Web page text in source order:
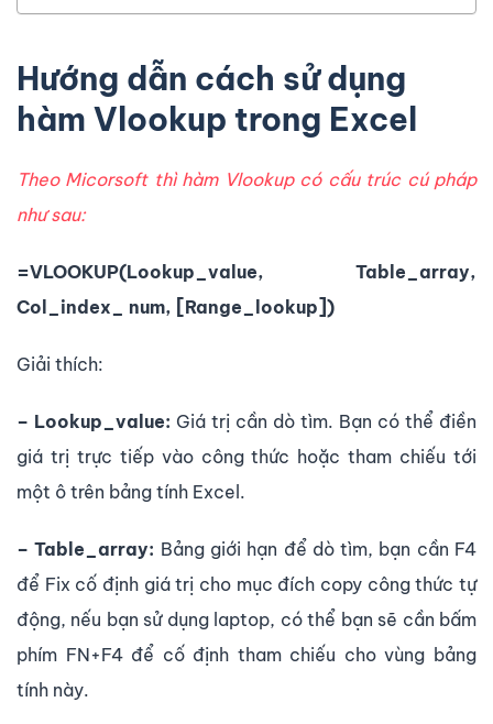
Hướng dẫn cách sử dụng
hàm Vlookup trong Excel
Theo Micorsoft thì hàm Vlookup có cấu trúc cú pháp
như sau:
=VLOOKUP(Lookup_value, Table_array,
Col_index_ num, [Range_lookup])
Giải thích:
– Lookup_value: Giá trị cần dò tìm. Bạn có thể điền
giá trị trực tiếp vào công thức hoặc tham chiếu tới
một ô trên bảng tính Excel.
– Table_array: Bảng giới hạn để dò tìm, bạn cần F4
để Fix cố định giá trị cho mục đích copy công thức tự
động, nếu bạn sử dụng laptop, có thể bạn sẽ cần bấm
phím FN+F4 để cố định tham chiếu cho vùng bảng
tính này.